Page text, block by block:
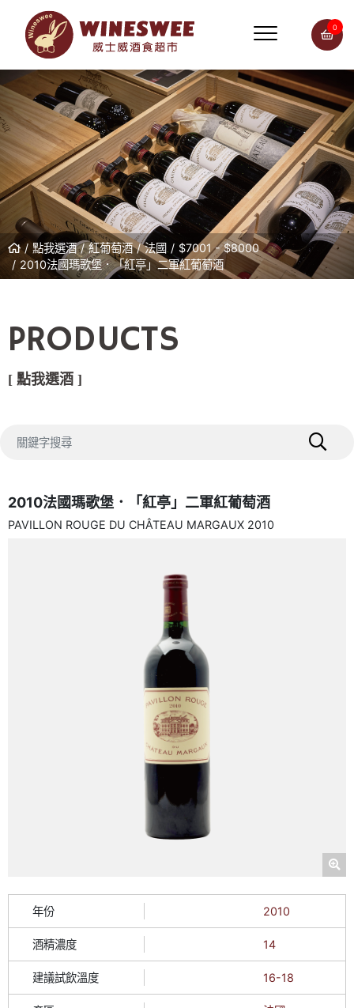
0
點我選酒 紅葡萄酒 法國
$7001 - $8000
2010法國瑪歌堡．「紅亭」二軍紅葡萄酒
PRODUCTS
[ 點我選酒 ]
2010法國瑪歌堡．「紅亭」二軍紅葡萄酒
PAVILLON ROUGE DU CHÂTEAU MARGAUX 2010
年份 2010
酒精濃度 14
建議試飲溫度 16-18